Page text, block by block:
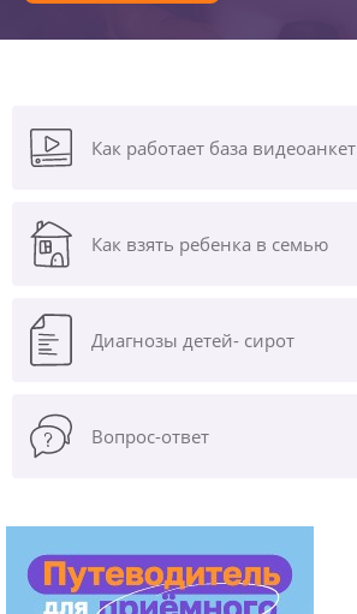
Как работает база видеоанкет
Как взять ребенка в семью
Диагнозы детей- сирот
Вопрос-ответ